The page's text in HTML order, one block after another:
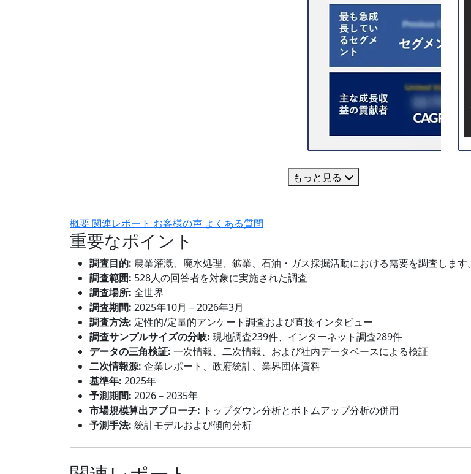
もっと見る
概要関連レポート お客様の声 よくある質問
重要なポイント
調査目的: 農業灌漑、廃水処理、鉱業、石油・ガス採掘活動における需要を調査します。
調査範囲: 528人の回答者を対象に実施された調査
調査場所: 全世界
調査期間: 2025年10月 – 2026年3月
調査方法: 定性的/定量的アンケート調査および直接インタビュー
調査サンプルサイズの分岐: 現地調査239件、インターネット調査289件
データの三角検証: 一次情報、二次情報、および社内データベースによる検証
二次情報源: 企業レポート、政府統計、業界団体資料
基準年: 2025年
予測期間: 2026－2035年
市場規模算出アプローチ: トップダウン分析とボトムアップ分析の併用
予測手法: 統計モデルおよび傾向分析